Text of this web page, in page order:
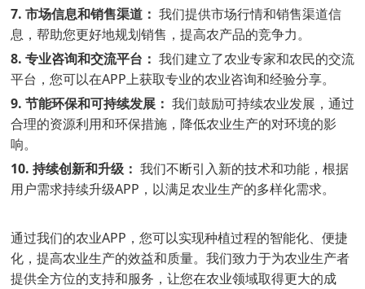
7. 市场信息和销售渠道： 我们提供市场行情和销售渠道信
息，帮助您更好地规划销售，提高农产品的竞争力。
8. 专业咨询和交流平台： 我们建立了农业专家和农民的交流
平台，您可以在APP上获取专业的农业咨询和经验分享。
9. 节能环保和可持续发展： 我们鼓励可持续农业发展，通过
合理的资源利用和环保措施，降低农业生产的对环境的影
响。
10. 持续创新和升级： 我们不断引入新的技术和功能，根据
用户需求持续升级APP，以满足农业生产的多样化需求。
通过我们的农业APP，您可以实现种植过程的智能化、便捷
化，提高农业生产的效益和质量。我们致力于为农业生产者
提供全方位的支持和服务，让您在农业领域取得更大的成